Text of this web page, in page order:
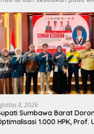
8, 2026
Sumbawa Barat
1.000 HPK, Prof.